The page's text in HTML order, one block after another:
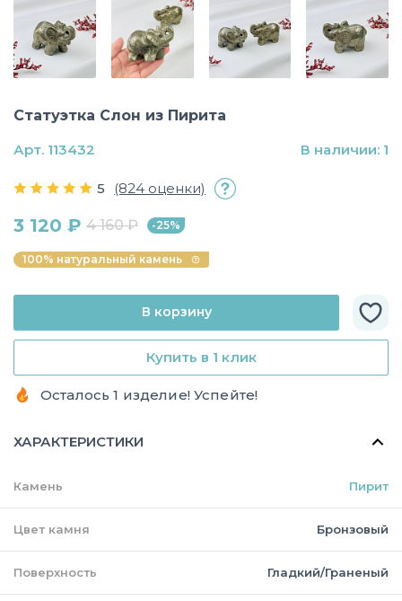
Статуэтка Слон из Пирита
5 (824 оценки)
3 120 ₽ 4 160 ₽ -25%
100% натуральный камень
Купить в 1 клик
В корзину
Осталось 1 изделие! Успейте!
Арт. 113432 В наличии: 1
ХАРАКТЕРИСТИКИ
Камень Пирит
Цвет камня Бронзовый
Поверхность Гладкий/Граненый